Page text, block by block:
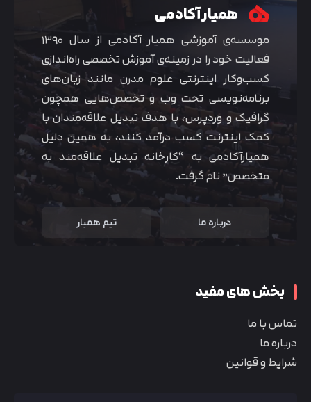
همیار آکادمی
موسسه‌ی آموزشی همیار آکادمی از سال ۱۳۹۰
فعالیت خود را در زمینه‌ی آموزش تخصصی راه‌اندازی
کسب‌و‌کار اینترنتی علوم مدرن مانند زبان‌های
برنامه‌نویسی تحت وب و تخصص‌هایی همچون
گرافیک و وردپرس، با هدف تبدیل علاقه‌مندان با
کمک اینترنت کسب درآمد کنند، به همین دلیل
همیارآکادمی به “کارخانه تبدیل علاقه‌مند به
متخصص” نام گرفت.
درباره ما تیم همیار
بخش های مفید
تماس با ما
درباره ما
شرایط و قوانین